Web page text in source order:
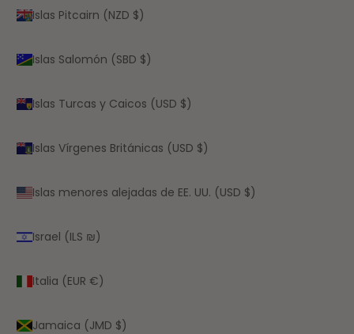
Islas Pitcairn (NZD $)
Islas Salomón (SBD $)
Islas Turcas y Caicos (USD $)
Islas Vírgenes Británicas (USD $)
Islas menores alejadas de EE. UU. (USD $)
Israel (ILS ₪)
Italia (EUR €)
Jamaica (JMD $)